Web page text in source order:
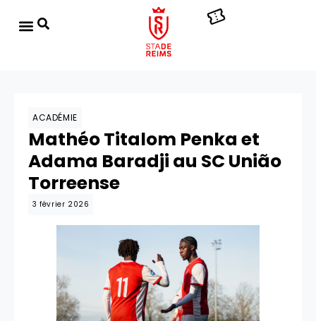
ACADÉMIE
Mathéo Titalom Penka et
Adama Baradji au SC União
Torreense
3 février 2026